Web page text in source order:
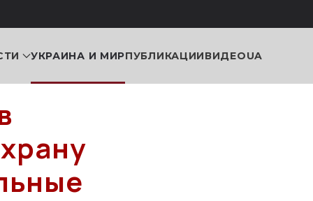
УКРАИНА И МИРПУБЛИКАЦИИВИДЕОUA